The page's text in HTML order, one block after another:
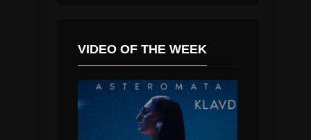
VIDEO OF THE WEEK